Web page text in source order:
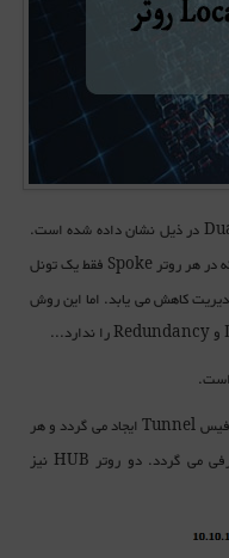
در ذیل نشان داده شده است.
در هر روترSpoke
فقط یک تونل
کاهش می یابد. اما این روش
وRedundancyرا ندارد...
است.
Tunnelایجاد می گردد و هر
می گردد. دو روترHUB
نیز